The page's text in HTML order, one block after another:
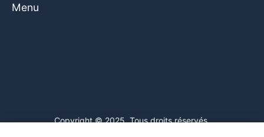
Menu
Copyright © 2025. Tous droits réservés.